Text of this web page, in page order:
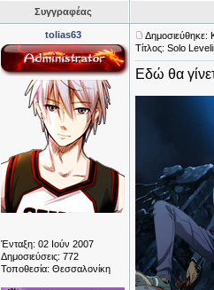
Συγγραφέας
tolias63
Ένταξη: 02 Ιούν 2007
Δημοσιεύσεις: 772
Τοποθεσία: Θεσσαλονίκη
Δημοσιεύθηκε:
Τίτλος: Solo
Εδώ θα